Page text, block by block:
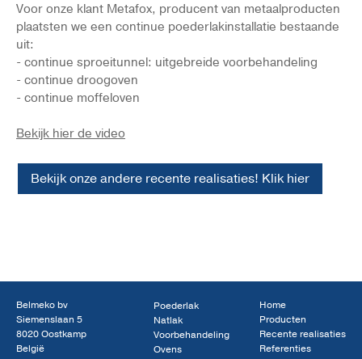
Voor onze klant Metafox, producent van metaalproducten
plaatsten we een continue poederlakinstallatie bestaande
uit:
- continue sproeitunnel: uitgebreide voorbehandeling
- continue droogoven
- continue moffeloven
Bekijk hier de video
Bekijk onze andere recente realisaties! Klik hier
Belmeko bv
Siemenslaan 5
8020 Oostkamp
België
Poederlak
Natlak
Voorbehandeling
Ovens
Home
Producten
Recente realisaties
Referenties